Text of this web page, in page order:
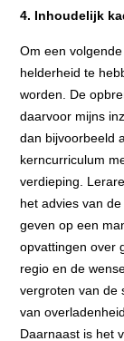
4. Inhoudelijk
Om een
helderheid te
worden. De
daarvoor mijns
dan bijvoorbeeld
kerncurriculum
verdieping.
het advies van
geven op een
opvattingen over
regio en de
vergroten van de
van
Daarnaast is het